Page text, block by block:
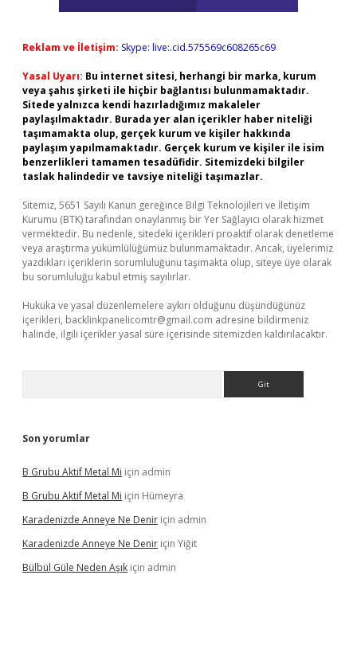
Reklam ve İletişim: Skype: live:.cid.575569c608265c69
Yasal Uyarı: Bu internet sitesi, herhangi bir marka, kurum
veya şahıs şirketi ile hiçbir bağlantısı bulunmamaktadır.
Sitede yalnızca kendi hazırladığımız makaleler
paylaşılmaktadır. Burada yer alan içerikler haber niteliği
taşımamakta olup, gerçek kurum ve kişiler hakkında
paylaşım yapılmamaktadır. Gerçek kurum ve kişiler ile isim
benzerlikleri tamamen tesadüfidir. Sitemizdeki bilgiler
taslak halindedir ve tavsiye niteliği taşımazlar.
Sitemiz, 5651 Sayılı Kanun gereğince Bilgi Teknolojileri ve İletişim
Kurumu (BTK) tarafından onaylanmış bir Yer Sağlayıcı olarak hizmet
vermektedir. Bu nedenle, sitedeki içerikleri proaktif olarak denetleme
veya araştırma yükümlülüğümüz bulunmamaktadır. Ancak, üyelerimiz
yazdıkları içeriklerin sorumluluğunu taşımakta olup, siteye üye olarak
bu sorumluluğu kabul etmiş sayılırlar.
Hukuka ve yasal düzenlemelere aykırı olduğunu düşündüğünüz
içerikleri, backlinkpanelicomtr@gmail.com adresine bildirmeniz
halinde, ilgili içerikler yasal süre içerisinde sitemizden kaldırılacaktır.
Son yorumlar
B Grubu Aktif Metal Mi için admin
B Grubu Aktif Metal Mi için Hümeyra
Karadenizde Anneye Ne Denir için admin
Karadenizde Anneye Ne Denir için Yiğit
Bülbül Güle Neden Aşık için admin